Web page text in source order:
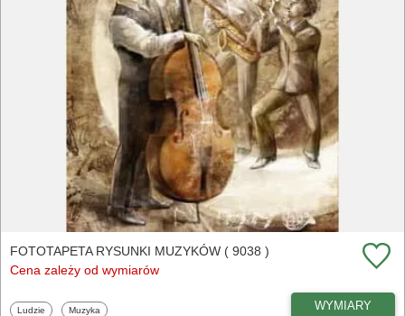
FOTOTAPETA RYSUNKI MUZYKÓW ( 9038 )
Cena zależy od wymiarów
Fototapety
Ludzie Fototapety
Muzyka WYMIARY